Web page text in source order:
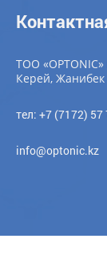
ТОО
Керей,
тел: +7 (7172) 57
info@optonic.kz